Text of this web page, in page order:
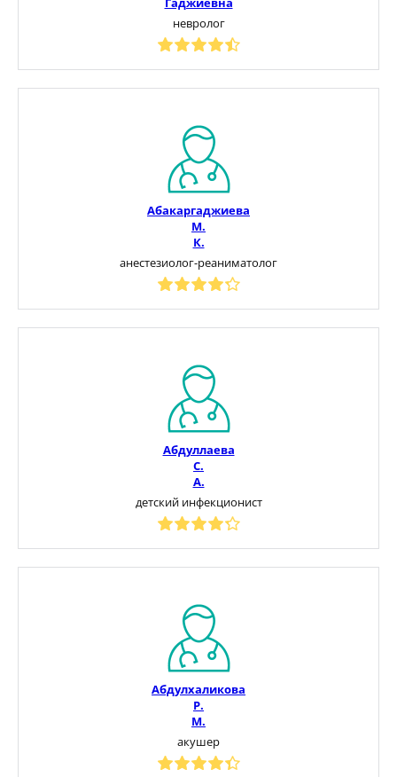
невролог
Абакаргаджиева
М.
К.
анестезиолог-реаниматолог
Абдуллаева
С.
А.
детский инфекционист
Абдулхаликова
Р.
М.
акушер